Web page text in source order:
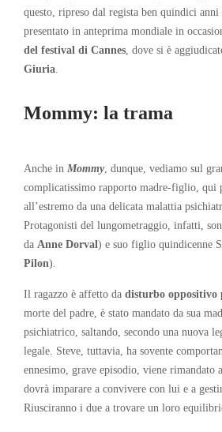
questo, ripreso dal regista ben quindici anni
presentato in anteprima mondiale in
del festival di Cannes, dove si è
Giuria.
Mommy: la trama
Anche in Mommy, dunque, vediamo sul
complicatissimo rapporto madre-figlio, qui
all’estremo da una delicata malattia
Protagonisti del lungometraggio, infatti,
da Anne Dorval) e suo figlio quindicenne
Pilon).
Il ragazzo è affetto da disturbo oppositivo
morte del padre, è stato mandato da sua
psichiatrico, saltando, secondo una nuova
legale. Steve, tuttavia, ha sovente
ennesimo, grave episodio, viene rimandato
dovrà imparare a convivere con lui e a
Riusciranno i due a trovare un loro